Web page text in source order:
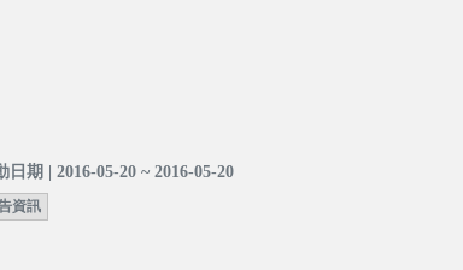
日期 | 2016-05-20 ~ 2016-05-20
資訊